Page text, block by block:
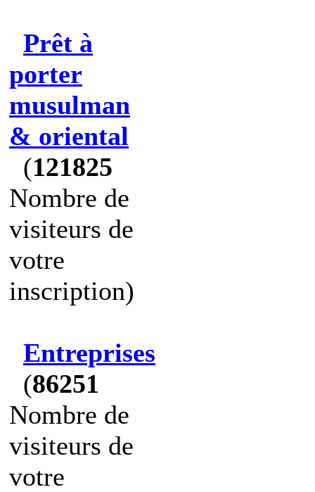
Prêt à
porter
musulman
& oriental
(121825
Nombre de
visiteurs de
votre
inscription)
Entreprises
(86251
Nombre de
visiteurs de
votre